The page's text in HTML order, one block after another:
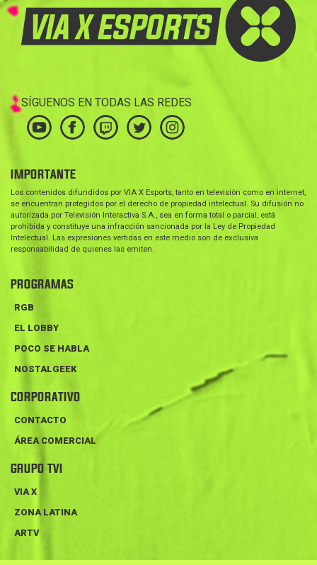
SÍGUENOS EN TODAS LAS REDES
IMPORTANTE
Los contenidos difundidos por VIA X Esports, tanto en televisión como en internet,
se encuentran protegidos por el derecho de propiedad intelectual. Su difusión no
autorizada por Televisión Interactiva S.A., sea en forma total o parcial, está
prohibida y constituye una infracción sancionada por la Ley de Propiedad
Intelectual. Las expresiones vertidas en este medio son de exclusiva
responsabilidad de quienes las emiten.
PROGRAMAS
RGB
EL LOBBY
POCO SE HABLA
NOSTALGEEK
CORPORATIVO
CONTACTO
ÁREA COMERCIAL
GRUPO TVI
VIA X
ZONA LATINA
ARTV